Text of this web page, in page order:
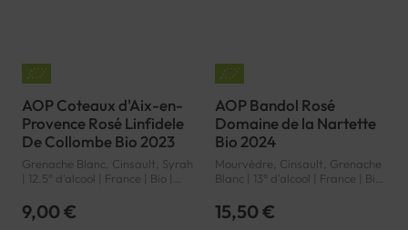
AOP Coteaux d'Aix-en-
Provence Rosé Linfidele
De Collombe Bio 2023
Grenache Blanc, Cinsault, Syrah
| 12.5° d'alcool | France | Bio |
en-Provence | AOP
9,00 €
AOP Bandol Rosé
Domaine de la Nartette
Bio 2024
Mourvèdre, Cinsault, Grenache
Blanc | 13° d'alcool | France | Bio
15,50 €